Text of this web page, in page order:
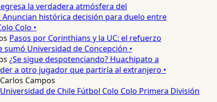
la verdadera atmósfera del
histórica decisión para duelo entre
Colo •
Pasos por Corinthians y la UC: el refuerzo
Universidad de Concepción •
¿Se sigue despotenciando? Huachipato a
a otro jugador que partiría al extranjero •
Carlos Campos
Universidad de Chile Fútbol Colo Colo Primera División